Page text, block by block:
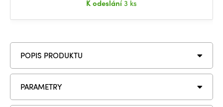
K odeslání3 ks
POPIS PRODUKTU
PARAMETRY